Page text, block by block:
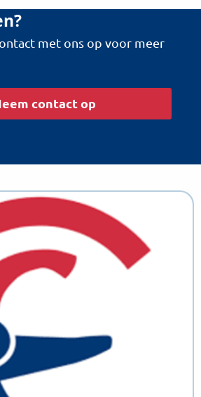
met ons op voor meer
contact op